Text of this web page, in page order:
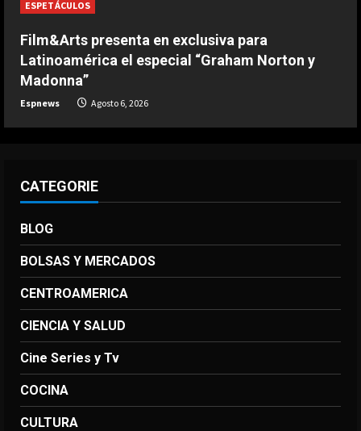
5
del Al-Hilal
Agosto 6, 2026
ESPETÁCULOS
Film&Arts presenta en exclusiva para
Latinoamérica el especial “Graham Norton y
Madonna”
Espnews Agosto 6, 2026
CATEGORIE
BLOG
BOLSAS Y MERCADOS
CENTROAMERICA
CIENCIA Y SALUD
Cine Series y Tv
COCINA
CULTURA